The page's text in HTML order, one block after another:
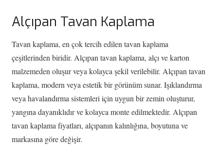
Alçıpan Tavan Kaplama
Tavan kaplama, en çok tercih edilen tavan kaplama
çeşitlerinden biridir. Alçıpan tavan kaplama, alçı ve karton
malzemeden oluşur veya kolayca şekil verilebilir. Alçıpan tavan
kaplama, modern veya estetik bir görünüm sunar. Işıklandırma
veya havalandırma sistemleri için uygun bir zemin oluşturur,
yangına dayanıklıdır ve kolayca monte edilmektedir. Alçıpan
tavan kaplama fiyatları, alçıpanın kalınlığına, boyutuna ve
markasına göre değişir.